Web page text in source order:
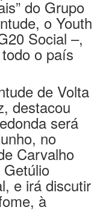
do Grupo
o Youth
Social –,
o país
de Volta
destacou
será
no
Carvalho
e irá discutir
à